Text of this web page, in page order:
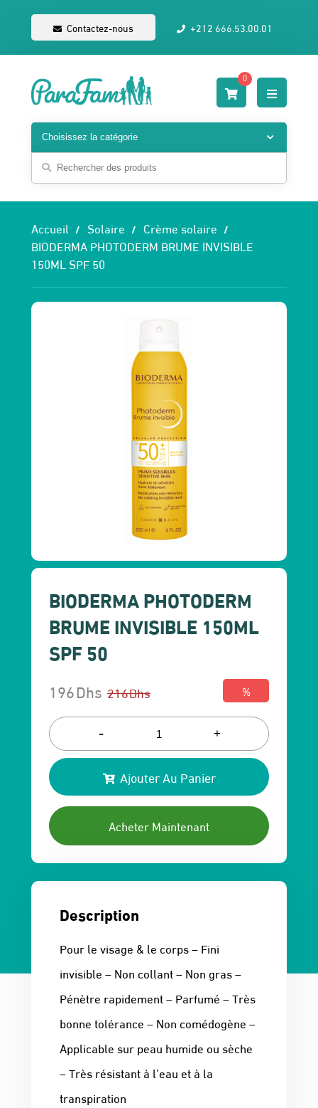
Contactez-nous +212 666.53.00.01
0
Accueil Solaire
Crème solaire
BIODERMA PHOTODERM BRUME INVISIBLE
150ML SPF 50
BIODERMA PHOTODERM
BRUME INVISIBLE 150ML
SPF 50
216Dhs
Le
prix
initial
était :
216 Dhs.
196Dhs
Le
prix
actuel
est :
196 Dhs.
%
- +
Ajouter Au Panier
Acheter Maintenant
Description
Pour le visage & le corps – Fini
invisible – Non collant – Non gras –
Pénètre rapidement – Parfumé – Très
bonne tolérance – Non comédogène –
Applicable sur peau humide ou sèche
– Très résistant à l’eau et à la
transpiration